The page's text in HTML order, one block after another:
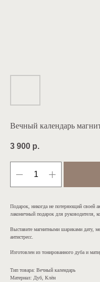
Вечный календарь
3 900 р.
Подарок, никогда не потеряющий своей
лаконичный подарок для руководителя,
Выставите магнитными шариками дату,
антистресс.
Изготовлен из тонированного дуба и
Тип товара: Вечный календарь
Материал: Дуб, Клён